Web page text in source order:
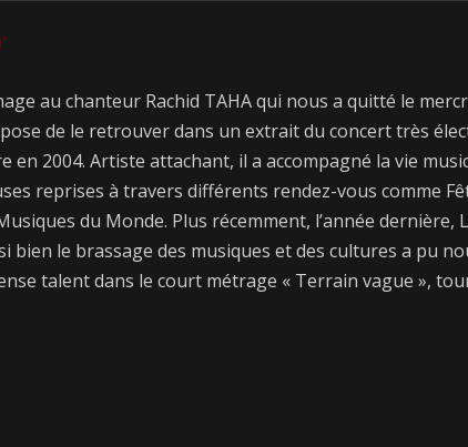
au chanteur Rachid TAHA qui nous a quitté le
de le retrouver dans un extrait du concert très
en 2004. Artiste attachant, il a accompagné la vie
reprises à travers différents rendez-vous comme
du Monde. Plus récemment, l’année dernière,
bien le brassage des musiques et des cultures a pu
talent dans le court métrage « Terrain vague »,